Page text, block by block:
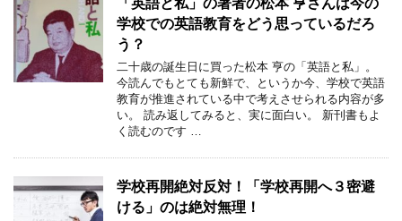
学校での英語教育をどう思っているだろ
う？
二十歳の誕生日に買った松本 亨の「英語と私」。
今読んでもとても新鮮で、というか今、学校で英語
教育が推進されている中で考えさせられる内容が多
い。 読み返してみると、実に面白い。 新刊書もよ
く読むのです …
学校再開絶対反対！「学校再開へ３密避
ける」のは絶対無理！